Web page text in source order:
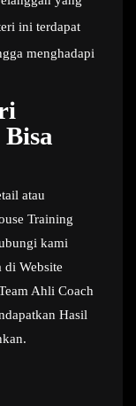
ini terdapat
menghadapi
atau
Training
kami
Website
Ahli Coach
Hasil